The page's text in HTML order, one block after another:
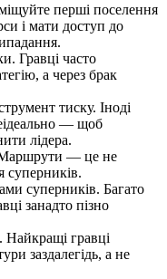
перші поселення
і мати доступ до
Гравці часто
а через брак
тиску. Іноді
— щоб
лідера.
— це не
суперників.
суперників. Багато
занадто пізно
Найкращі гравці
заздалегідь, а не